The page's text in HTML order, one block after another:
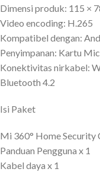
Dimensi produk: 115 ×
Video encoding: H.265
Kompatibel dengan:
Penyimpanan: Kartu
Konektivitas nirkabel:
Bluetooth 4.2
Isi Paket
Mi 360° Home Security
Panduan Pengguna x 1
Kabel daya x 1